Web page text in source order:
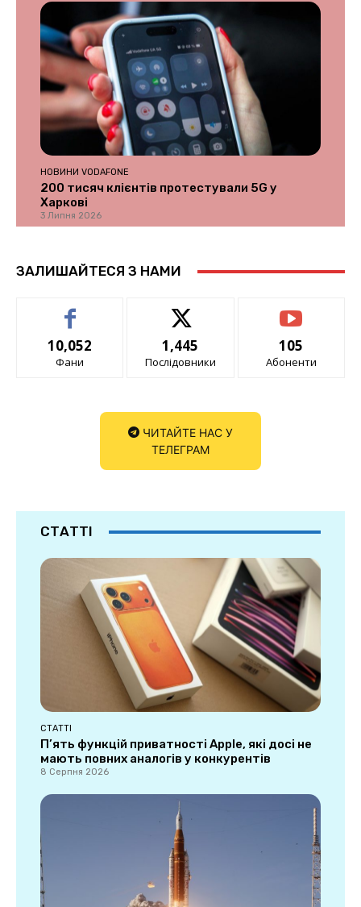
НОВИНИ VODAFONE
200 тисяч клієнтів протестували 5G у
Харкові
3 Липня 2026
ЗАЛИШАЙТЕСЯ З НАМИ
10,052
Фани
1,445
Послідовники
105
Абоненти
ЧИТАЙТЕ НАС У
ТЕЛЕГРАМ
СТАТТІ
СТАТТІ
П’ять функцій приватності Apple, які досі не
мають повних аналогів у конкурентів
8 Серпня 2026